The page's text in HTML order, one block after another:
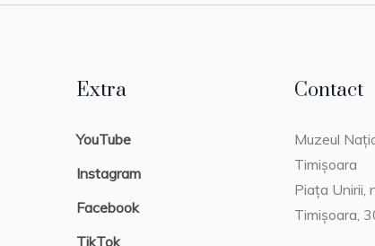
Extra
YouTube
Instagram
Facebook
TikTok
Contact
Muzeul
Timișoara
Piața Unirii,
Timișoara,